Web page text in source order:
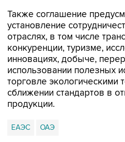
Также соглашение
установление
отраслях, в том числе
конкуренции, туризме,
инновациях, добыче,
использовании полезных
торговле экологическими
сближении стандартов в
продукции.
ЕАЭС ОАЭ